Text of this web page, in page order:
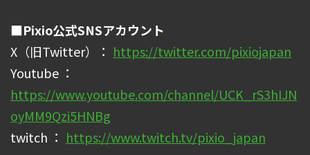
■Pixio公式SNSアカウント
X（旧Twitter）： https://twitter.com/pixiojapan
Youtube ：
https://www.youtube.com/channel/UCK_rS3hIJN
oyMM9Qzi5HNBg
twitch ： https://www.twitch.tv/pixio_japan